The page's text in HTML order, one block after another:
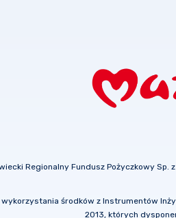
Regionalny Fundusz Pożyczkowy Sp.
środków z Instrumentów
2013, których